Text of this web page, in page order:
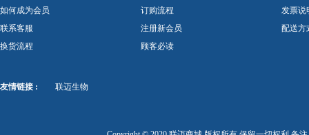
如何成为会员
联系客服
换货流程
订购流程
注册新会员
顾客必读
发票说
配送方
友情链接 : 联迈生物